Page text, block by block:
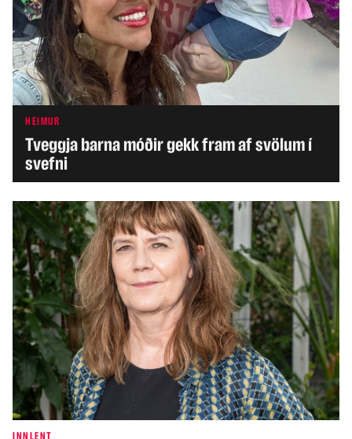
HEIMUR
Tveggja barna móðir gekk fram af svölum í
svefni
INNLENT